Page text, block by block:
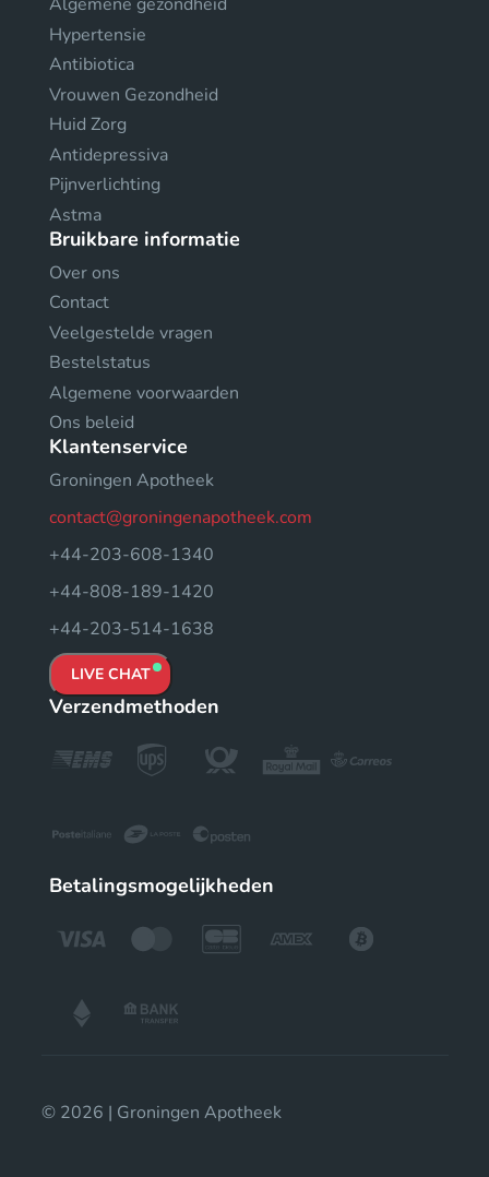
Hypertensie
Antibiotica
Vrouwen Gezondheid
Huid Zorg
Antidepressiva
Pijnverlichting
Astma
Bruikbare informatie
Over ons
Contact
Veelgestelde vragen
Bestelstatus
Algemene voorwaarden
Ons beleid
Klantenservice
Groningen Apotheek
contact@groningenapotheek.com
+44-203-608-1340
+44-808-189-1420
+44-203-514-1638
LIVE CHAT
Verzendmethoden
Betalingsmogelijkheden
© 2026 | Groningen Apotheek